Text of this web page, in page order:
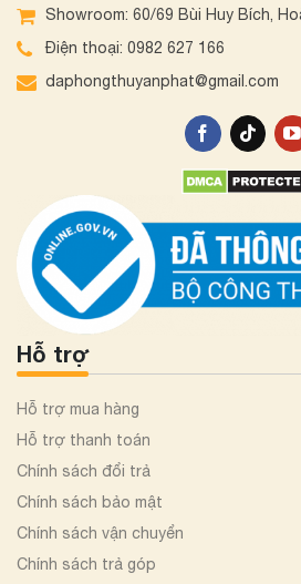
Showroom: 60/69 Bùi Huy Bích,
Điện thoại: 0982 627 166
daphongthuyanphat@gmail.com
Hỗ trợ
Hỗ trợ mua hàng
Hỗ trợ thanh toán
Chính sách đổi trả
Chính sách bảo mật
Chính sách vận chuyển
Chính sách trả góp